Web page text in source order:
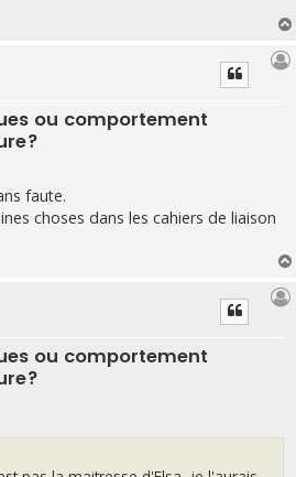
ou comportement
faute.
choses dans les cahiers de liaison
ou comportement